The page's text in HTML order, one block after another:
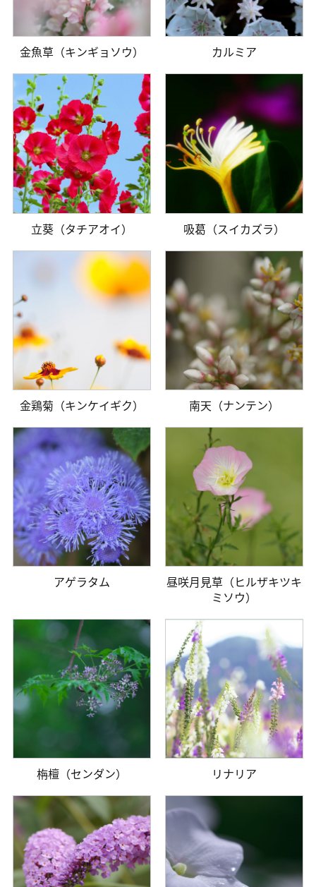
金魚草（キンギョソウ） カルミア
立葵（タチアオイ） 吸葛（スイカズラ）
金鶏菊（キンケイギク） 南天（ナンテン）
アゲラタム
昼咲月見草（ヒルザキツキ
ミソウ）
栴檀（センダン） リナリア